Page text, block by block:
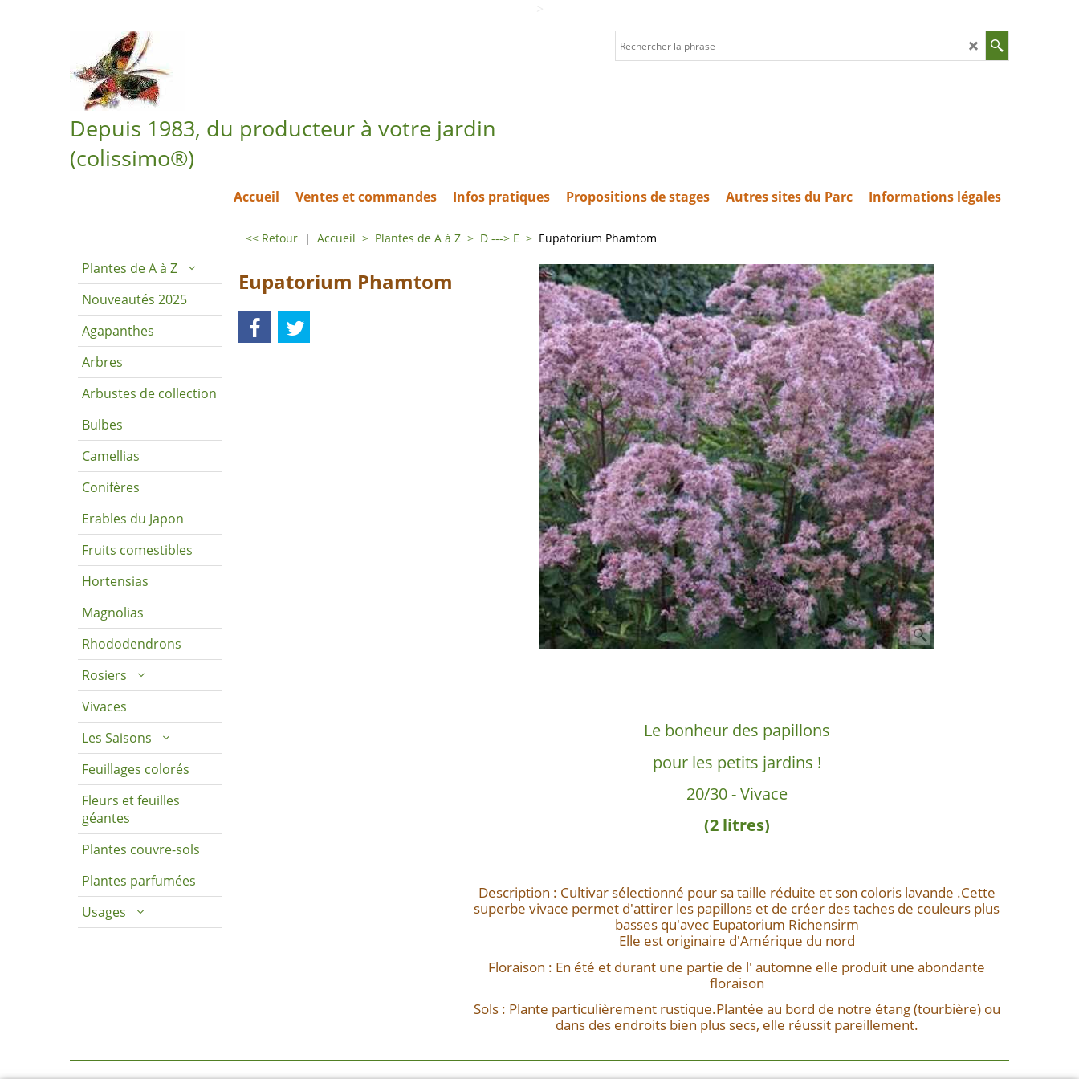
Depuis 1983, du producteur à votre jardin
(colissimo®)
Accueil Ventes et commandes Infos pratiques Propositions de stages Autres sites du Parc Informations légales
Plantes de A à Z
Nouveautés 2025
Agapanthes
Arbres
Arbustes de collection
Bulbes
Camellias
Conifères
Erables du Japon
Fruits comestibles
Hortensias
Magnolias
Rhododendrons
Rosiers
Vivaces
Les Saisons
Feuillages colorés
Fleurs et feuilles
géantes
Plantes couvre-sols
Plantes parfumées
Usages
<< Retour | Accueil > Plantes de A à Z > D ---> E > Eupatorium Phamtom
Eupatorium Phamtom
Le bonheur des papillons
pour les petits jardins !
20/30 - Vivace
(2 litres)
Description : Cultivar sélectionné pour sa taille réduite et son coloris lavande .Cette
superbe vivace permet d'attirer les papillons et de créer des taches de couleurs plus
basses qu'avec Eupatorium Richensirm
Elle est originaire d'Amérique du nord
Floraison : En été et durant une partie de l' automne elle produit une abondante
floraison
Sols : Plante particulièrement rustique.Plantée au bord de notre étang (tourbière) ou
dans des endroits bien plus secs, elle réussit pareillement.